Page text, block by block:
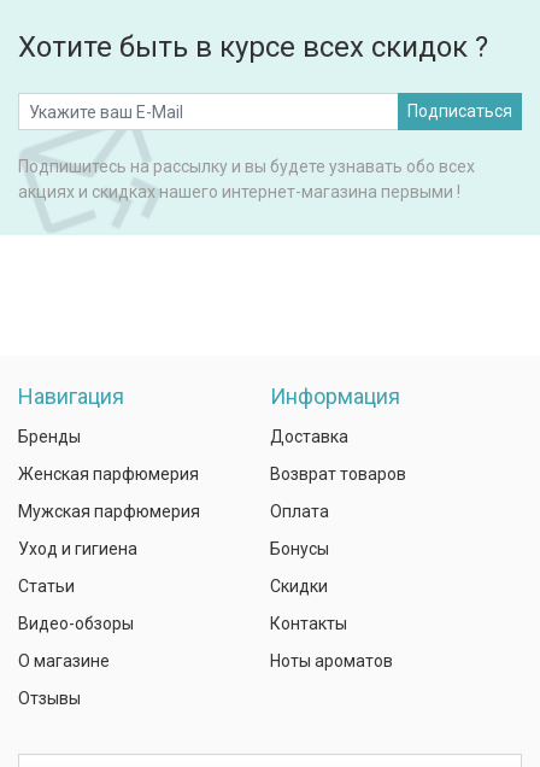
Хотите быть в курсе всех скидок ?
Подписаться
Подпишитесь на рассылку и вы будете узнавать обо всех
акциях и скидках нашего интернет-магазина первыми !
Навигация
Бренды
Женская парфюмерия
Мужская парфюмерия
Уход и гигиена
Статьи
Видео-обзоры
О магазине
Отзывы
Информация
Доставка
Возврат товаров
Оплата
Бонусы
Скидки
Контакты
Ноты ароматов